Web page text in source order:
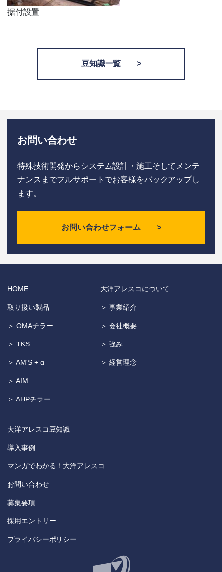
据付設置
豆知識一覧 >
お問い合わせ
特殊技術開発からシステム設計・施工そしてメンテ
ナンスまでフルサポートでお客様をバックアップし
ます。
お問い合わせフォーム >
HOME
取り扱い製品
＞ OMAチラー
＞ TKS
＞ AM'S + α
＞ AIM
＞ AHPチラー
大洋アレスコについて
＞ 事業紹介
＞ 会社概要
＞ 強み
＞ 経営理念
大洋アレスコ豆知識
導入事例
マンガでわかる！大洋アレスコ
お問い合わせ
募集要項
採用エントリー
プライバシーポリシー